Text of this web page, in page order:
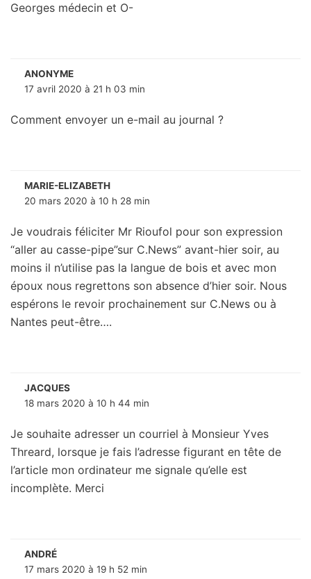
Georges médecin et O-
ANONYME
17 avril 2020 à 21 h 03 min
Comment envoyer un e-mail au journal ?
MARIE-ELIZABETH
20 mars 2020 à 10 h 28 min
Je voudrais féliciter Mr Rioufol pour son expression
“aller au casse-pipe”sur C.News” avant-hier soir, au
moins il n’utilise pas la langue de bois et avec mon
époux nous regrettons son absence d’hier soir. Nous
espérons le revoir prochainement sur C.News ou à
Nantes peut-être….
JACQUES
18 mars 2020 à 10 h 44 min
Je souhaite adresser un courriel à Monsieur Yves
Threard, lorsque je fais l’adresse figurant en tête de
l’article mon ordinateur me signale qu’elle est
incomplète. Merci
ANDRÉ
17 mars 2020 à 19 h 52 min